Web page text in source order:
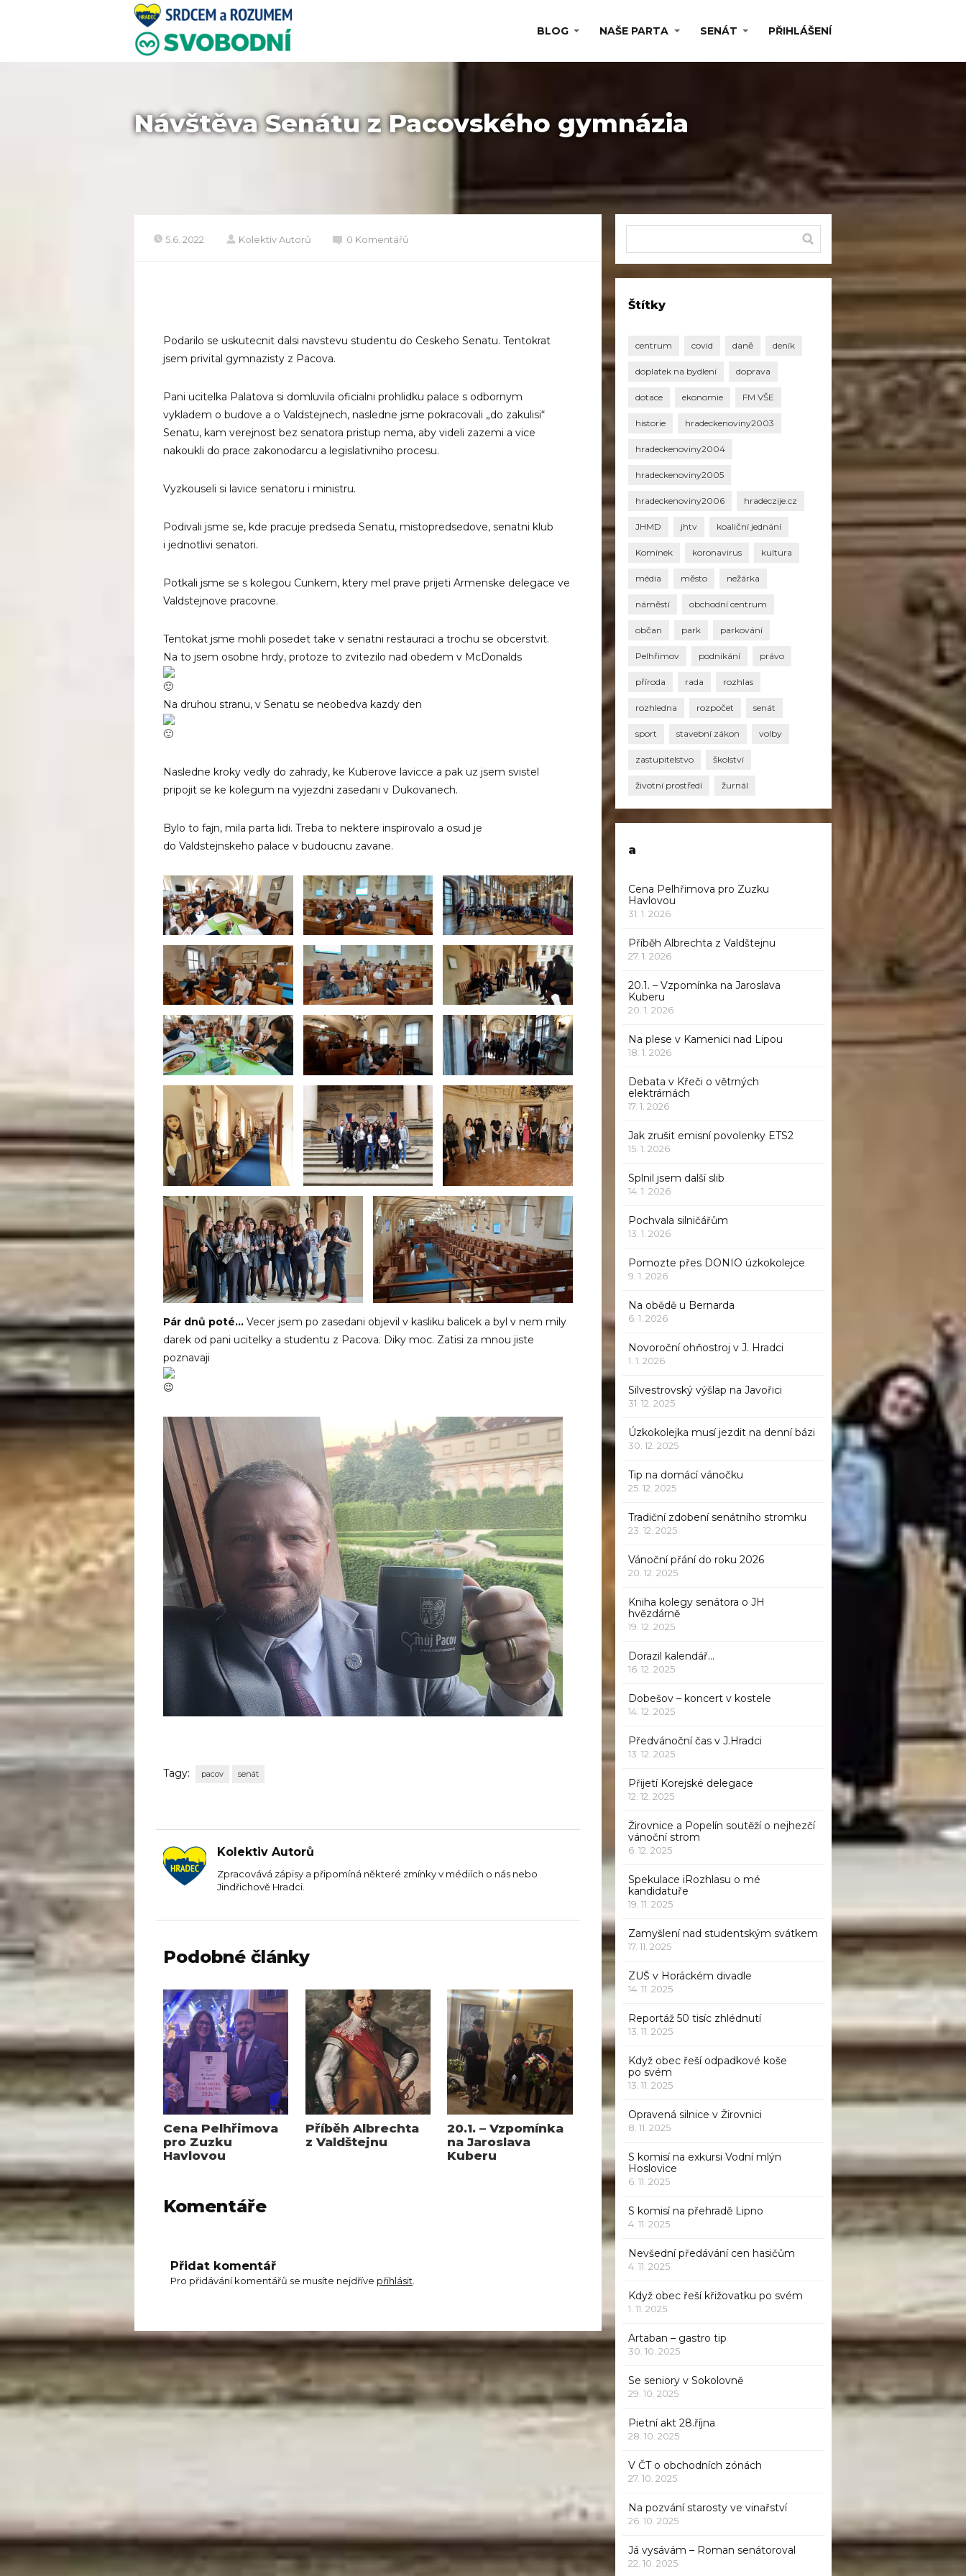
BLOG NAŠE PARTA SENÁT PŘIHLÁŠENÍ
Návštěva Senátu z Pacovského gymnázia
5.6. 2022 Kolektiv Autorů 0 Komentářů
Podarilo se uskutecnit dalsi navstevu studentu do Ceskeho Senatu. Tentokrat
jsem privital gymnazisty z Pacova.
Pani ucitelka Palatova si domluvila oficialni prohlidku palace s odbornym
vykladem o budove a o Valdstejnech, nasledne jsme pokracovali „do zakulisi“
Senatu, kam verejnost bez senatora pristup nema, aby videli zazemi a vice
nakoukli do prace zakonodarcu a legislativniho procesu.
Vyzkouseli si lavice senatoru i ministru.
Podivali jsme se, kde pracuje predseda Senatu, mistopredsedove, senatni klub
i jednotlivi senatori.
Potkali jsme se s kolegou Cunkem, ktery mel prave prijeti Armenske delegace ve
Valdstejnove pracovne.
Tentokat jsme mohli posedet take v senatni restauraci a trochu se obcerstvit.
Na to jsem osobne hrdy, protoze to zvitezilo nad obedem v McDonalds
Na druhou stranu, v Senatu se neobedva kazdy den
Nasledne kroky vedly do zahrady, ke Kuberove lavicce a pak uz jsem svistel
pripojit se ke kolegum na vyjezdni zasedani v Dukovanech.
Bylo to fajn, mila parta lidi. Treba to nektere inspirovalo a osud je
do Valdstejnskeho palace v budoucnu zavane.
Pár dnů poté… Vecer jsem po zasedani objevil v kasliku balicek a byl v nem mily
darek od pani ucitelky a studentu z Pacova. Diky moc. Zatisi za mnou jiste
poznavaji
Tagy: pacov senát
Kolektiv Autorů
Zpracovává zápisy a připomíná některé zmínky v médiích o nás nebo
Jindřichově Hradci.
Podobné články
Cena Pelhřimova
pro Zuzku
Havlovou
Příběh Albrechta
z Valdštejnu
20.1. – Vzpomínka
na Jaroslava
Kuberu
Komentáře
Přidat komentář
Pro přidávání komentářů se musíte nejdříve přihlásit
Štítky
centrum covid daně deník
doplatek na bydlení doprava
dotace ekonomie FM VŠE
historie hradeckenoviny2003
hradeckenoviny2004
hradeckenoviny2005
hradeckenoviny2006 hradeczije.cz
JHMD jhtv koaliční jednání
Komínek koronavirus kultura
média město nežárka
náměstí obchodní centrum
občan park parkování
Pelhřimov podnikání právo
příroda rada rozhlas
rozhledna rozpočet senát
sport stavební zákon volby
zastupitelstvo školství
životní prostředí žurnál
a
Cena Pelhřimova pro Zuzku
Havlovou
31. 1. 2026
Příběh Albrechta z Valdštejnu
27. 1. 2026
20.1. – Vzpomínka na Jaroslava
Kuberu
20. 1. 2026
Na plese v Kamenici nad Lipou
18. 1. 2026
Debata v Křeči o větrných
elektrárnách
17. 1. 2026
Jak zrušit emisní povolenky ETS2
15. 1. 2026
Splnil jsem další slib
14. 1. 2026
Pochvala silničářům
13. 1. 2026
Pomozte přes DONIO úzkokolejce
9. 1. 2026
Na obědě u Bernarda
6. 1. 2026
Novoroční ohňostroj v J. Hradci
1. 1. 2026
Silvestrovský výšlap na Javořici
31. 12. 2025
Úzkokolejka musí jezdit na denní bázi
30. 12. 2025
Tip na domácí vánočku
25. 12. 2025
Tradiční zdobení senátního stromku
23. 12. 2025
Vánoční přání do roku 2026
20. 12. 2025
Kniha kolegy senátora o JH
hvězdárně
19. 12. 2025
Dorazil kalendář…
16. 12. 2025
Dobešov – koncert v kostele
14. 12. 2025
Předvánoční čas v J.Hradci
13. 12. 2025
Přijetí Korejské delegace
12. 12. 2025
Žirovnice a Popelín soutěží o nejhezčí
vánoční strom
6. 12. 2025
Spekulace iRozhlasu o mé
kandidatuře
19. 11. 2025
Zamyšlení nad studentským svátkem
17. 11. 2025
ZUŠ v Horáckém divadle
14. 11. 2025
Reportáž 50 tisíc zhlédnutí
13. 11. 2025
Když obec řeší odpadkové koše
po svém
13. 11. 2025
Opravená silnice v Žirovnici
8. 11. 2025
S komisí na exkursi Vodní mlýn
Hoslovice
6. 11. 2025
S komisí na přehradě Lipno
4. 11. 2025
Nevšední předávání cen hasičům
4. 11. 2025
Když obec řeší křižovatku po svém
1. 11. 2025
Artaban – gastro tip
30. 10. 2025
Se seniory v Sokolovně
29. 10. 2025
Pietní akt 28.října
28. 10. 2025
V ČT o obchodních zónách
27. 10. 2025
Na pozvání starosty ve vinařství
26. 10. 2025
Já vysávám – Roman senátoroval
22. 10. 2025